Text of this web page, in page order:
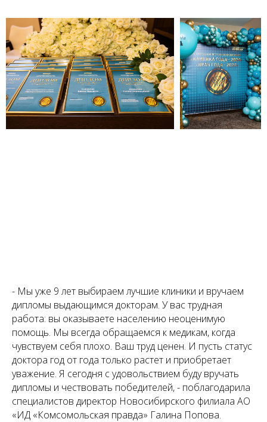
- Мы уже 9 лет выбираем лучшие клиники и вручаем
дипломы выдающимся докторам. У вас трудная
работа: вы оказываете населению неоценимую
помощь. Мы всегда обращаемся к медикам, когда
чувствуем себя плохо. Ваш труд ценен. И пусть статус
доктора год от года только растет и приобретает
уважение. Я сегодня с удовольствием буду вручать
дипломы и чествовать победителей, - поблагодарила
специалистов директор Новосибирского филиала АО
«ИД «Комсомольская правда» Галина Попова.